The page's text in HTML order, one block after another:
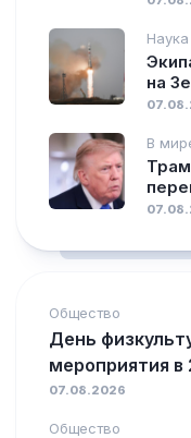
Наука
на
В
Общество
День
мероприятия
07.08.2026
Общество